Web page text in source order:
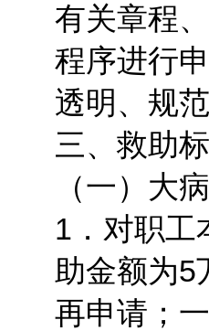
有关章程
程序进行
透明、规范
三、救助
（一）大
1．对职工
助金额为5
再申请；